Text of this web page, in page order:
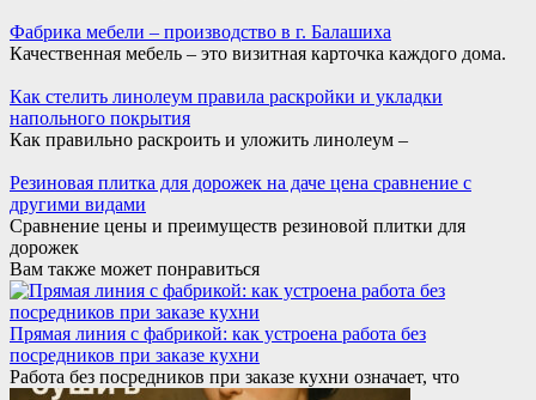
Фабрика мебели – производство в г. Балашиха
Качественная мебель – это визитная карточка каждого дома.
Как стелить линолеум правила раскройки и укладки
напольного покрытия
Как правильно раскроить и уложить линолеум –
Резиновая плитка для дорожек на даче цена сравнение с
другими видами
Сравнение цены и преимуществ резиновой плитки для
дорожек
Вам также может понравиться
Прямая линия с фабрикой: как устроена работа без
посредников при заказе кухни
Работа без посредников при заказе кухни означает, что